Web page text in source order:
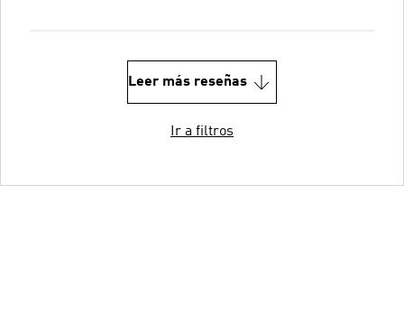
Leer más reseñas
Ir a filtros